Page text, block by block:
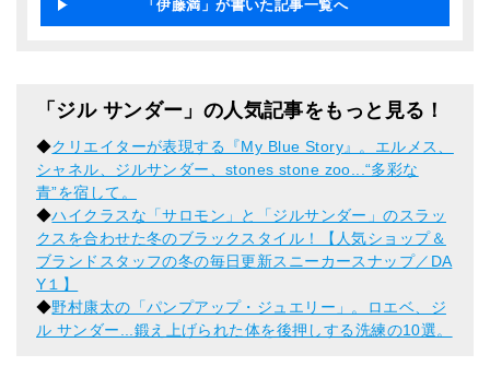
「伊藤満」が書いた記事一覧へ
「ジル サンダー」の人気記事をもっと見る！
◆クリエイターが表現する『My Blue Story』。エルメス、
シャネル、ジルサンダー、stones stone zoo...“多彩な
青”を宿して。
◆ハイクラスな「サロモン」と「ジルサンダー」のスラッ
クスを合わせた冬のブラックスタイル！【人気ショップ＆
ブランドスタッフの冬の毎日更新スニーカースナップ／DA
Y１】
◆野村康太の「パンプアップ・ジュエリー」。ロエベ、ジ
ル サンダー...鍛え上げられた体を後押しする洗練の10選。